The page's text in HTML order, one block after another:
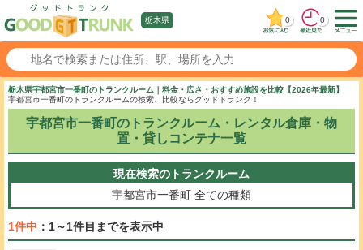
栃木県 0 0
栃木県宇都宮市一番町のトランクルーム｜料金・広さ・おすすめ施設を比較【2026年最新】
宇都宮市一番町のトランクルームの検索、比較ならグッドトランク！
宇都宮市一番町のトランクルーム・レンタル倉庫・物
置・貸しコンテナ一覧
現在検索のトランクルーム
宇都宮市一番町 全ての種類
1件中 ：1～1件目までを表示中